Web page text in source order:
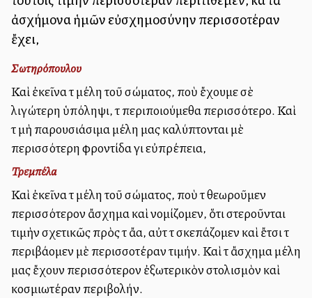
ἀσχήμονα ἡμῶν εὐσχημοσύνην περισσοτέραν
ἔχει,
Σωτηρόπουλου
Καὶ ἐκεῖνα τὰ μέλη τοῦ σώματος, ποὺ ἔχουμε σὲ
λιγώτερη ὑπόληψι, τὰ περιποιούμεθα περισσότερο. Καὶ
τὰ μὴ παρουσιάσιμα μέλη μας καλύπτονται μὲ
περισσότερη φροντίδα γιὰ εὐπρέπεια,
Τρεμπέλα
Καὶ ἐκεῖνα τὰ μέλη τοῦ σώματος, ποὺ τὰ θεωροῦμεν
περισσότερον ἄσχημα καὶ νομίζομεν, ὅτι στεροῦνται
τιμὴν σχετικῶς πρὸς τὰ ἄλλα, αὐτὰ τὰ σκεπάζομεν καὶ ἔτσι τὰ
περιβάλλομεν μὲ περισσοτέραν τιμήν. Καὶ τὰ ἄσχημα μέλη
μας ἔχουν περισσότερον ἐξωτερικὸν στολισμὸν καὶ
κοσμιωτέραν περιβολήν.